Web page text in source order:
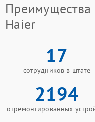
Преимущества
Haier
17
сотрудников в штате
2194
отремонтированных